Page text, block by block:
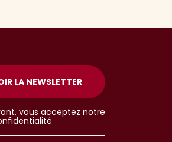
LA NEWSLETTER
vous acceptez notre